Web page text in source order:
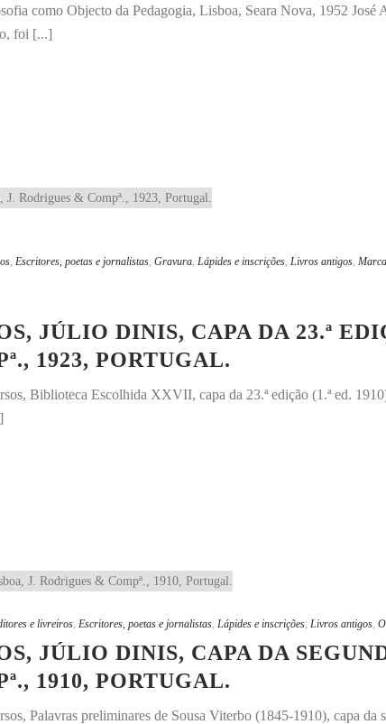
como Objecto da Pedagogia, Lisboa, Seara Nova, 1952
foi [...]
Escritores, poetas e jornalistas Gravura Lápides e inscrições Livros antigos
JÚLIO DINIS, CAPA DA 23.ª
1923, PORTUGAL.
Biblioteca Escolhida XXVII, capa da 23.ª edição (1.ª ed.
e livreiros, Escritores, poetas e jornalistas, Lápides e inscrições, Livros antigos,
JÚLIO DINIS, CAPA DA
1910, PORTUGAL.
Palavras preliminares de Sousa Viterbo (1845-1910), capa da